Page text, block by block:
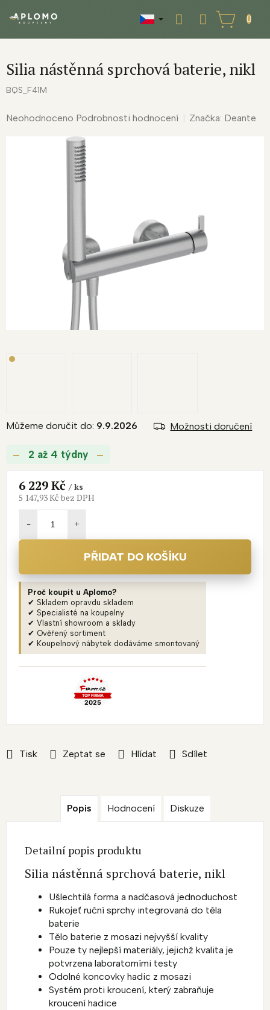
NÁKUPNÍ
KOŠÍK
Silia nástěnná sprchová baterie, nikl
BQS_F41M
Průměrné
Neohodnoceno Podrobnosti hodnocení Značka: Deante
2 až 4 týdny
Můžeme doručit do: 9.9.2026 Možnosti doručení
Tisk Zeptat se Hlídat Sdílet
6 229 Kč/ ks
5 147,93 Kč bez DPH
PŘIDAT DO KOŠÍKU
Proč koupit u Aplomo?
✔ Skladem opravdu skladem
✔ Specialisté na koupelny
✔ Vlastní showroom a sklady
✔ Ověřený sortiment
✔ Koupelnový nábytek dodáváme smontovaný
Popis Hodnocení Diskuze
Detailní popis produktu
Silia nástěnná sprchová baterie, nikl
Ušlechtilá forma a nadčasová jednoduchost
Rukojeť ruční sprchy integrovaná do těla
baterie
Tělo baterie z mosazi nejvyšší kvality
Pouze ty nejlepší materiály, jejichž kvalita je
potvrzena laboratorními testy
Odolné koncovky hadic z mosazi
Systém proti kroucení, který zabraňuje
kroucení hadice